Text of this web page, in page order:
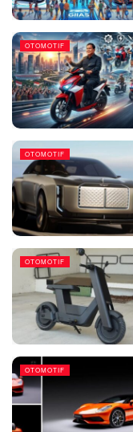
OTOMOTIF
OTOMOTIF
OTOMOTIF
OTOMOTIF